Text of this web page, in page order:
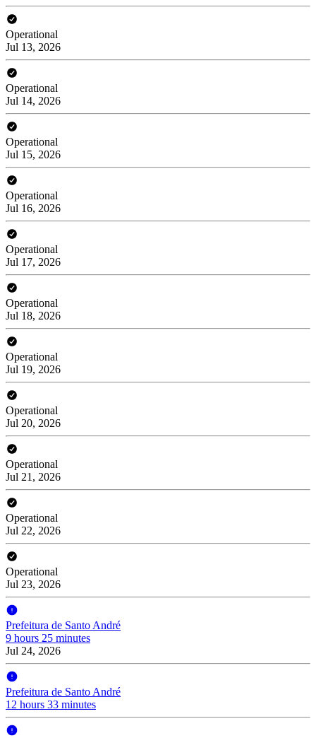
Operational
Jul 13, 2026
Operational
Jul 14, 2026
Operational
Jul 15, 2026
Operational
Jul 16, 2026
Operational
Jul 17, 2026
Operational
Jul 18, 2026
Operational
Jul 19, 2026
Operational
Jul 20, 2026
Operational
Jul 21, 2026
Operational
Jul 22, 2026
Operational
Jul 23, 2026
Prefeitura de Santo André
9 hours 25 minutes
Jul 24, 2026
Prefeitura de Santo André
12 hours 33 minutes